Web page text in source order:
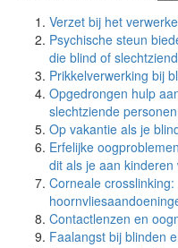
Verzet bij het
Psychische steun
die blind of
Prikkelverwerking bij
Opgedrongen hulp
slechtziende personen
Op vakantie als je
Erfelijke
dit als je aan kinderen
Corneale
Contactlenzen en
Faalangst bij blinden